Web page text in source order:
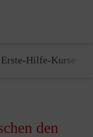
Erste-Hilfe-Kurse
den